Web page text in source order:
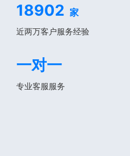
18902 家
近两万客户服务经验
一对一
专业客服服务